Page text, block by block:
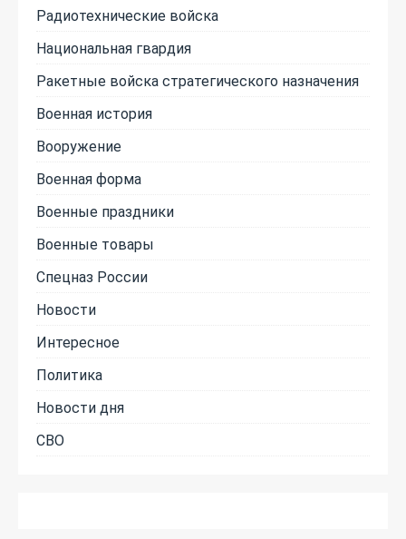
Радиотехнические войска
Национальная гвардия
Ракетные войска стратегического назначения
Военная история
Вооружение
Военная форма
Военные праздники
Военные товары
Спецназ России
Новости
Интересное
Политика
Новости дня
СВО